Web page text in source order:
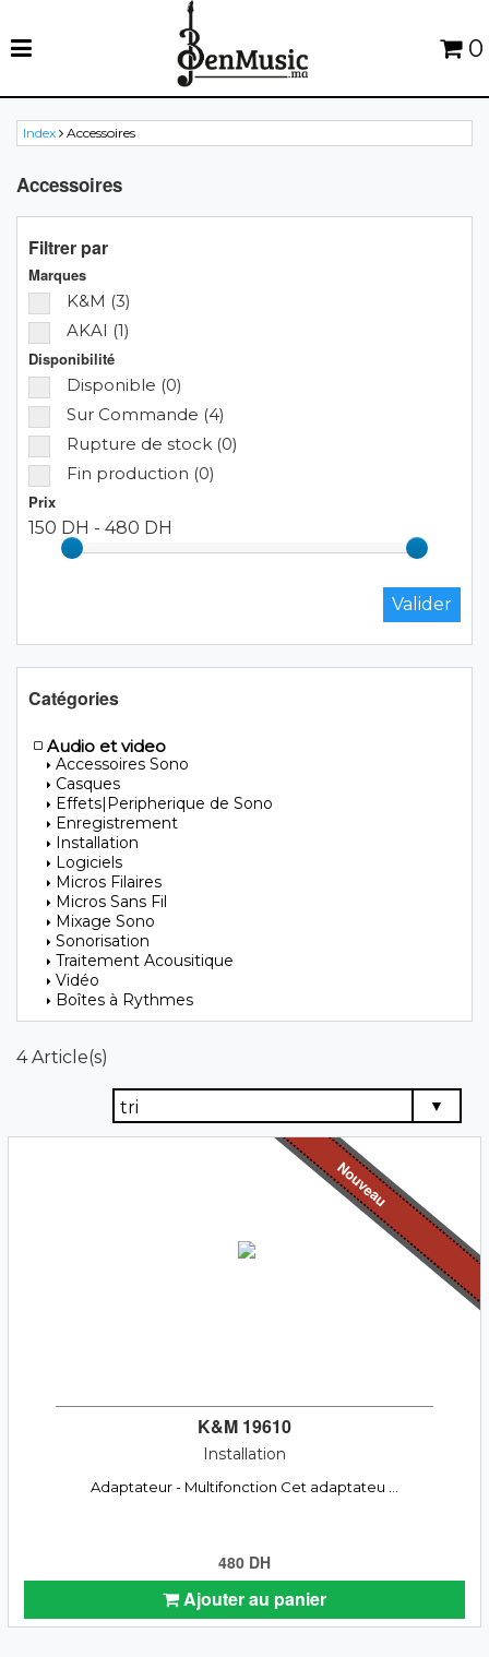
0
Index Accessoires
Accessoires
Filtrer par
Marques
K&M (3)
AKAI (1)
Disponibilité
Disponible (0)
Sur Commande (4)
Rupture de stock (0)
Fin production (0)
Prix
150 DH - 480 DH
Catégories
Audio et video
Accessoires Sono
Casques
Effets|Peripherique de Sono
Enregistrement
Installation
Logiciels
Micros Filaires
Micros Sans Fil
Mixage Sono
Sonorisation
Traitement Acousitique
Vidéo
Boîtes à Rythmes
4 Article(s)
Nouveau
K&M 19610
Installation
Adaptateur - Multifonction Cet adaptateu ...
480 DH
Ajouter au panier